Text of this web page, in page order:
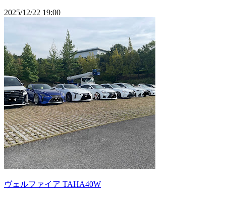
2025/12/22 19:00
ヴェルファイア TAHA40W